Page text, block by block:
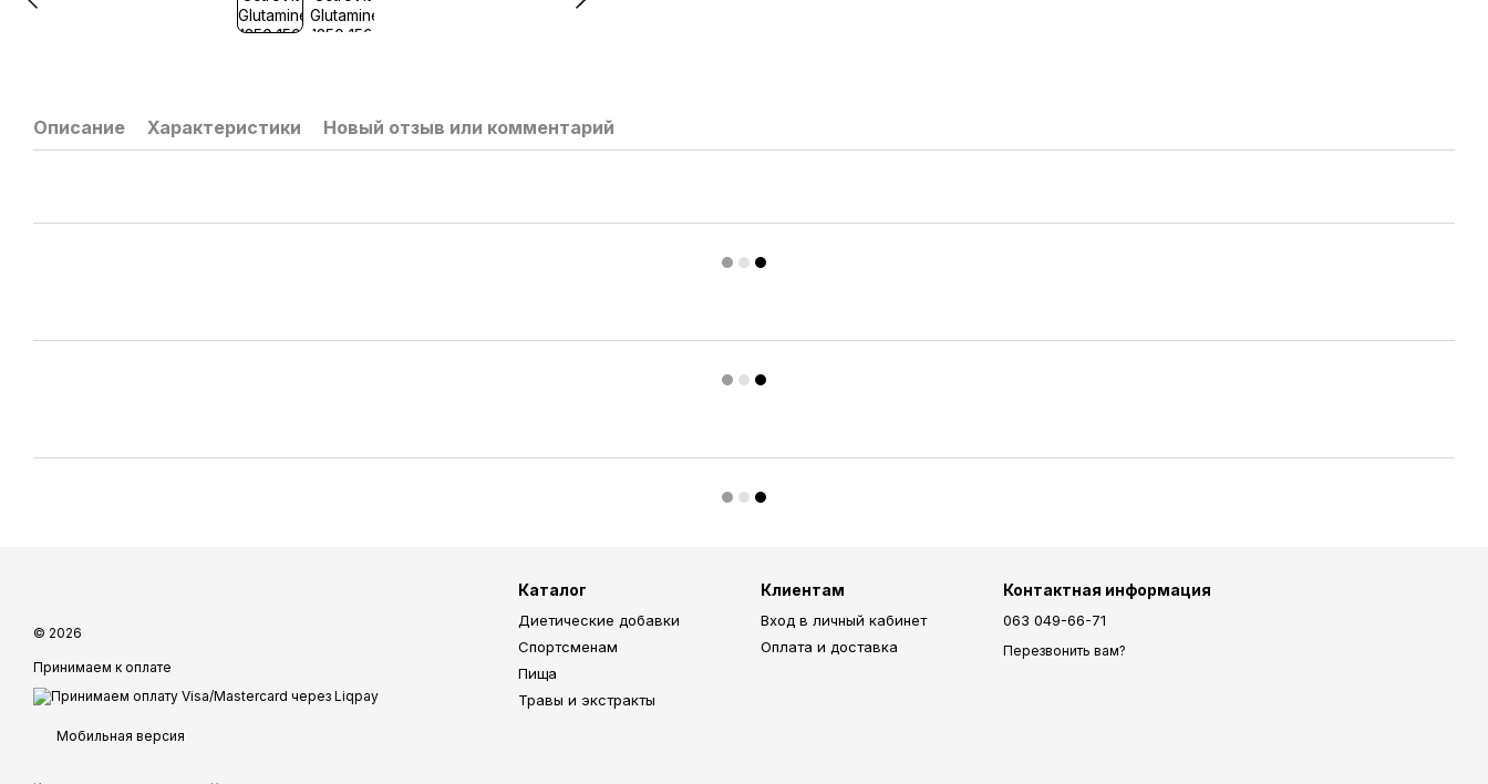
Описание Характеристики Новый отзыв или комментарий
© 2026
Принимаем к оплате
Мобильная версия
Каталог
Диетические добавки
Спортсменам
Пища
Травы и экстракты
Клиентам
Вход в личный кабинет
Оплата и доставка
Контактная информация
063 049-66-71
Перезвонить вам?